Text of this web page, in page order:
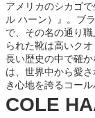
アメリカのシカゴ
ル ハーン）』。ブ
で、その名の通り
られた靴は高いク
長い歴史の中で確
は、世界中から愛
き心地を誇るコー
COLE